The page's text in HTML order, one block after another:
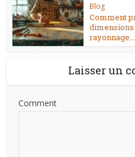
Blog
Comment
dimensions
rayonnage...
Laisser un
Comment